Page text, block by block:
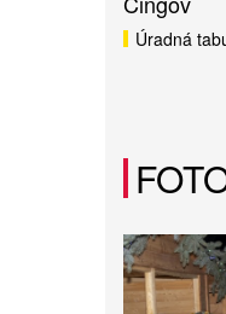
Úradná